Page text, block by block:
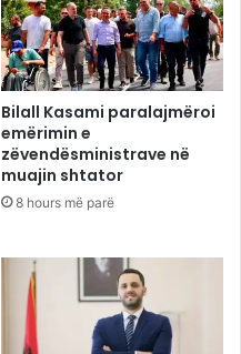
Bilall Kasami paralajmëroi
emërimin e
zëvendësministrave në
muajin shtator
8 hours më parë